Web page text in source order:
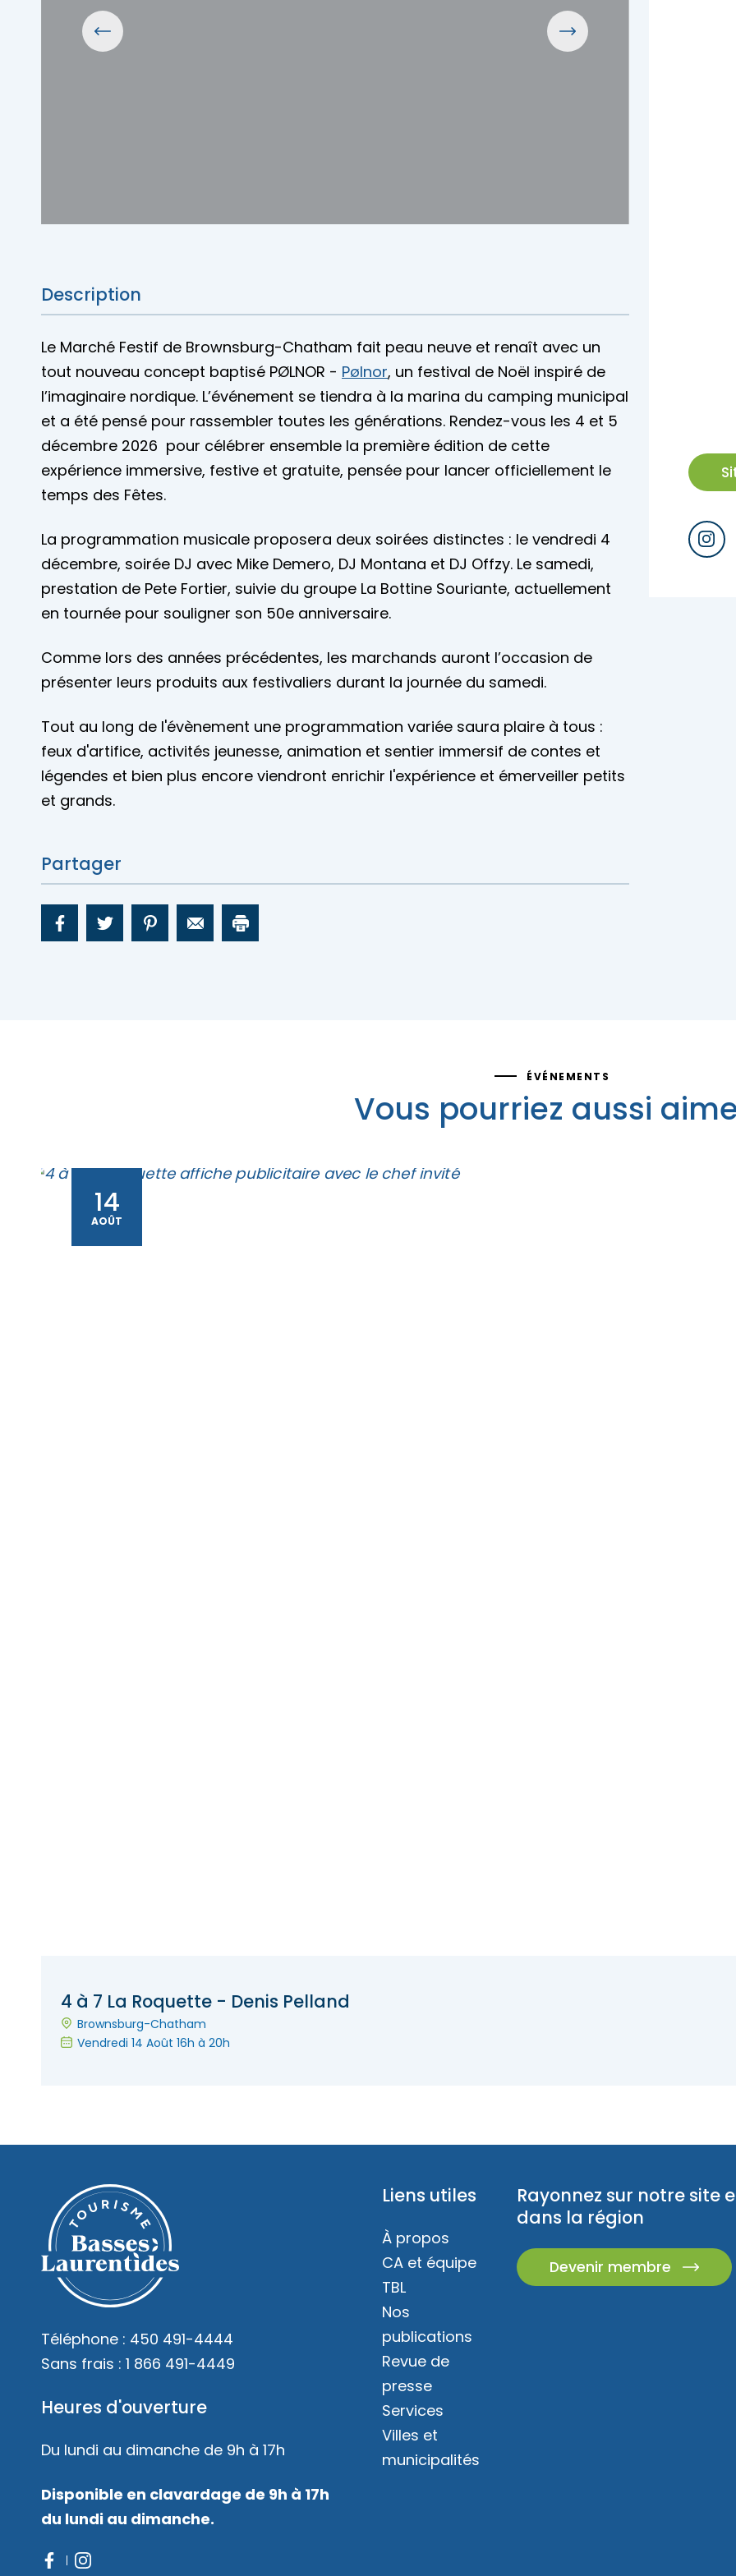
Description
Le Marché Festif de Brownsburg-Chatham fait peau neuve et renaît avec un
tout nouveau concept baptisé PØLNOR - Pølnor, un festival de Noël inspiré de
l’imaginaire nordique. L’événement se tiendra à la marina du camping municipal
et a été pensé pour rassembler toutes les générations. Rendez-vous les 4 et 5
décembre 2026 pour célébrer ensemble la première édition de cette
expérience immersive, festive et gratuite, pensée pour lancer officiellement le
temps des Fêtes.
La programmation musicale proposera deux soirées distinctes : le vendredi 4
décembre, soirée DJ avec Mike Demero, DJ Montana et DJ Offzy. Le samedi,
prestation de Pete Fortier, suivie du groupe La Bottine Souriante, actuellement
en tournée pour souligner son 50e anniversaire.
Comme lors des années précédentes, les marchands auront l’occasion de
présenter leurs produits aux festivaliers durant la journée du samedi.
Tout au long de l'évènement une programmation variée saura plaire à tous :
feux d'artifice, activités jeunesse, animation et sentier immersif de contes et
légendes et bien plus encore viendront enrichir l'expérience et émerveiller petits
et grands.
Partager
ÉVÉNEMENTS
Vous pourriez aussi
4 à 7 La Roquette - Denis Pelland
Brownsburg-Chatham
Vendredi 14 Août 16h à 20h
14
AOÛT
Téléphone : 450 491-4444
Sans frais : 1 866 491-4449
Heures d'ouverture
Du lundi au dimanche de 9h à 17h
Disponible en clavardage de 9h à 17h
du lundi au dimanche.
Rayonnez sur notre site
dans la région
Devenir membre
Liens utiles
À propos
CA et équipe
TBL
Nos
publications
Revue de
presse
Services
Villes et
municipalités